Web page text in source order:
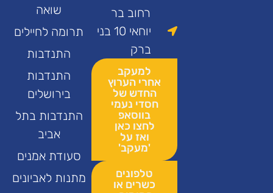
רחוב בר
יוחאי 10 בני
ברק
למעקב
אחרי הערוץ
החדש של
חסדי נעמי
בווסאפ
לחצו כאן
ואז על
'מעקב'
טלפונים
כשרים או
שואה
תרומה לחיילים
התנדבות
התנדבות
בירושלים
התנדבות בתל
אביב
סעודת אמנים
מתנות לאביונים